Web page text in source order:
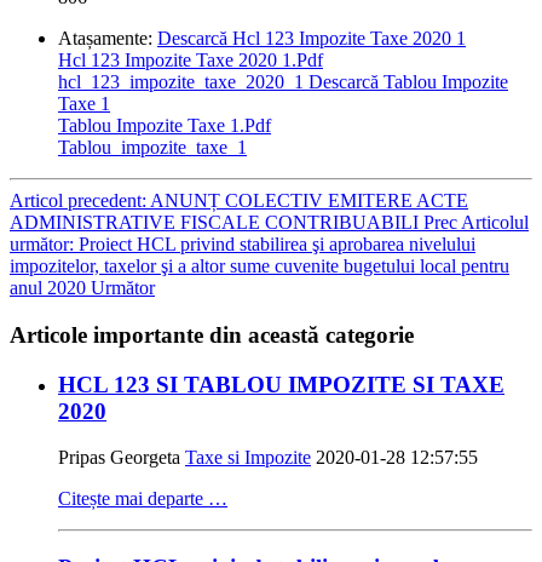
Atașamente: Descarcă Hcl 123 Impozite Taxe 2020 1
Hcl 123 Impozite Taxe 2020 1.Pdf
hcl_123_impozite_taxe_2020_1 Descarcă Tablou Impozite
Taxe 1
Tablou Impozite Taxe 1.Pdf
Tablou_impozite_taxe_1
Articol precedent: ANUNȚ COLECTIV EMITERE ACTE
ADMINISTRATIVE FISCALE CONTRIBUABILI Prec Articolul
următor: Proiect HCL privind stabilirea şi aprobarea nivelului
impozitelor, taxelor şi a altor sume cuvenite bugetului local pentru
anul 2020 Următor
Articole importante din această categorie
HCL 123 SI TABLOU IMPOZITE SI TAXE
2020
Pripas Georgeta Taxe si Impozite 2020-01-28 12:57:55
Citește mai departe …